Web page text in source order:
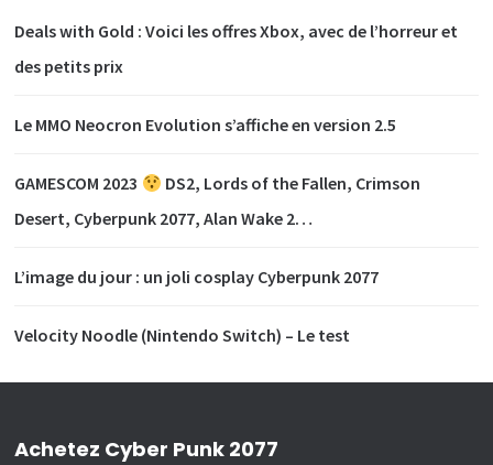
Deals with Gold : Voici les offres Xbox, avec de l’horreur et
des petits prix
Le MMO Neocron Evolution s’affiche en version 2.5
GAMESCOM 2023
DS2, Lords of the Fallen, Crimson
Desert, Cyberpunk 2077, Alan Wake 2…
L’image du jour : un joli cosplay Cyberpunk 2077
Velocity Noodle (Nintendo Switch) – Le test
Achetez Cyber Punk 2077